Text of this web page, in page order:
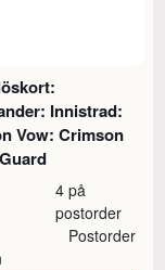
Innistrad:
Vow: Crimson
4 på
postorder
Postorder